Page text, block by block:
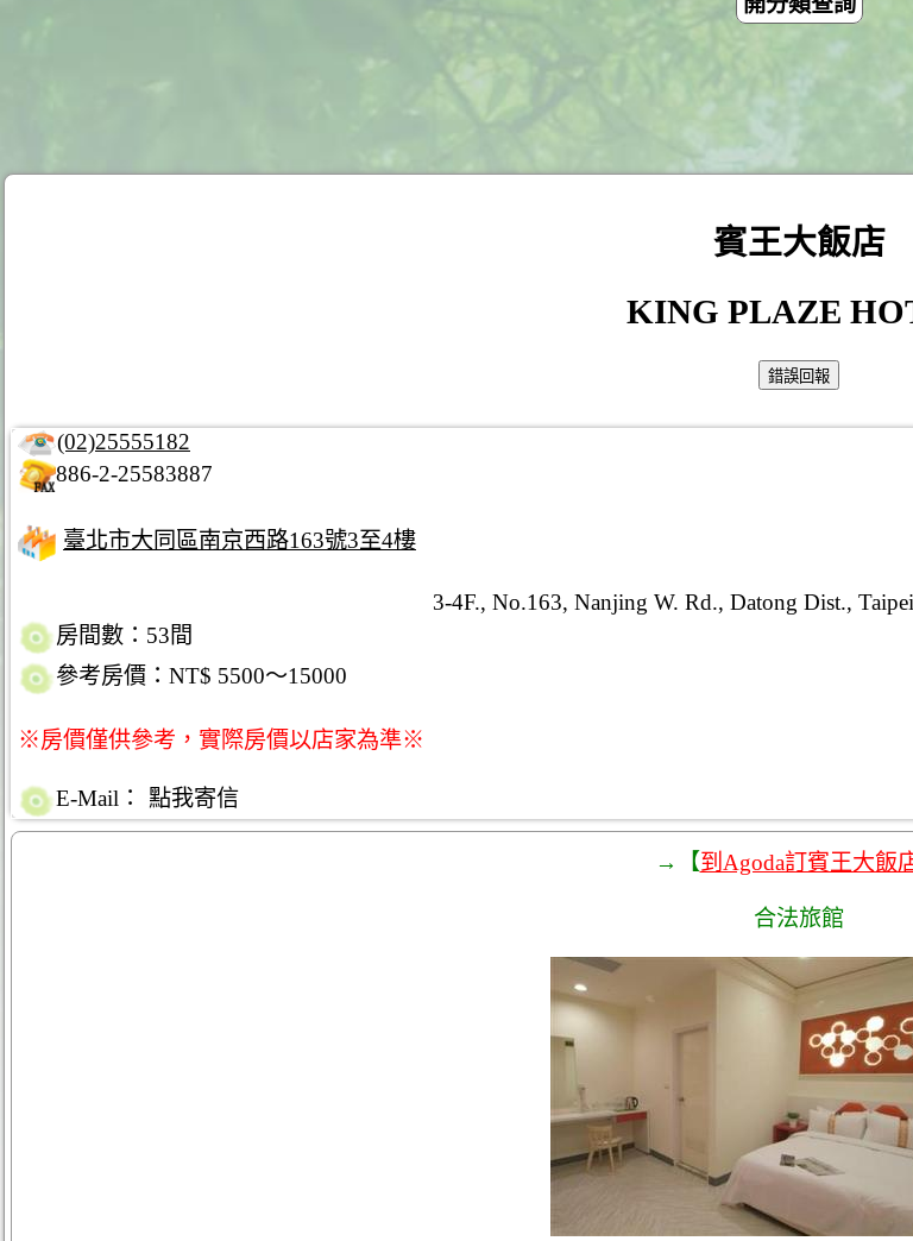
賓王大飯店
KING PLAZE
(02)25555182
886-2-25583887
臺北市大同區南京西路163號3至4樓
3-4F., No.163, Nanjing W. Rd., Datong Dist.,
房間數：53間
參考房價：NT$ 5500～15000
※房價僅供參考，實際房價以店家為準※
E-Mail： 點我寄信
→【到Agoda訂賓王大飯
合法旅館